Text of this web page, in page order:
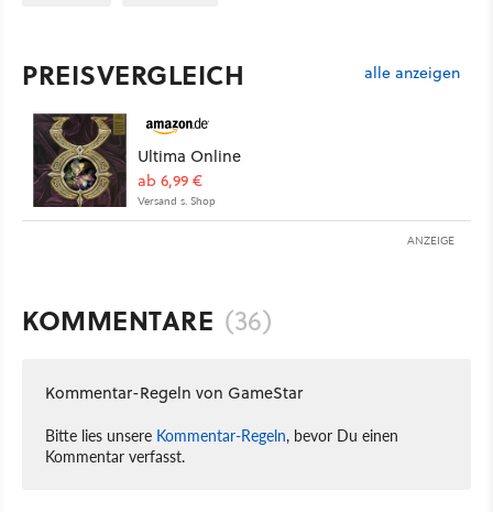
PREISVERGLEICH alle anzeigen
Ultima Online
ab 6,99 €
Versand s. Shop
ANZEIGE
KOMMENTARE (36)
Kommentar-Regeln von GameStar
Bitte lies unsere Kommentar-Regeln, bevor Du einen
Kommentar verfasst.